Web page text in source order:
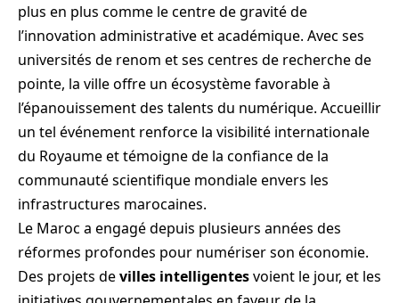
plus en plus comme le centre de gravité de
l’innovation administrative et académique. Avec ses
universités de renom et ses centres de recherche de
pointe, la ville offre un écosystème favorable à
l’épanouissement des talents du numérique. Accueillir
un tel événement renforce la visibilité internationale
du Royaume et témoigne de la confiance de la
communauté scientifique mondiale envers les
infrastructures marocaines.
Le Maroc a engagé depuis plusieurs années des
réformes profondes pour numériser son économie.
Des projets devilles intelligentesvoient le jour, et les